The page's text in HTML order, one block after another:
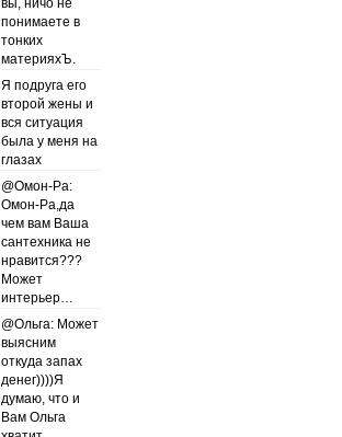
понимаете в
тонких
материяхЪ.
Я подруга его
второй жены и
вся ситуация
была у меня на
глазах
@Омон-Ра:
Омон-Ра,да
чем вам Ваша
сантехника не
нравится???
Может
интерьер…
@Ольга: Может
выясним
откуда запах
денег))))Я
думаю, что и
Вам Ольга